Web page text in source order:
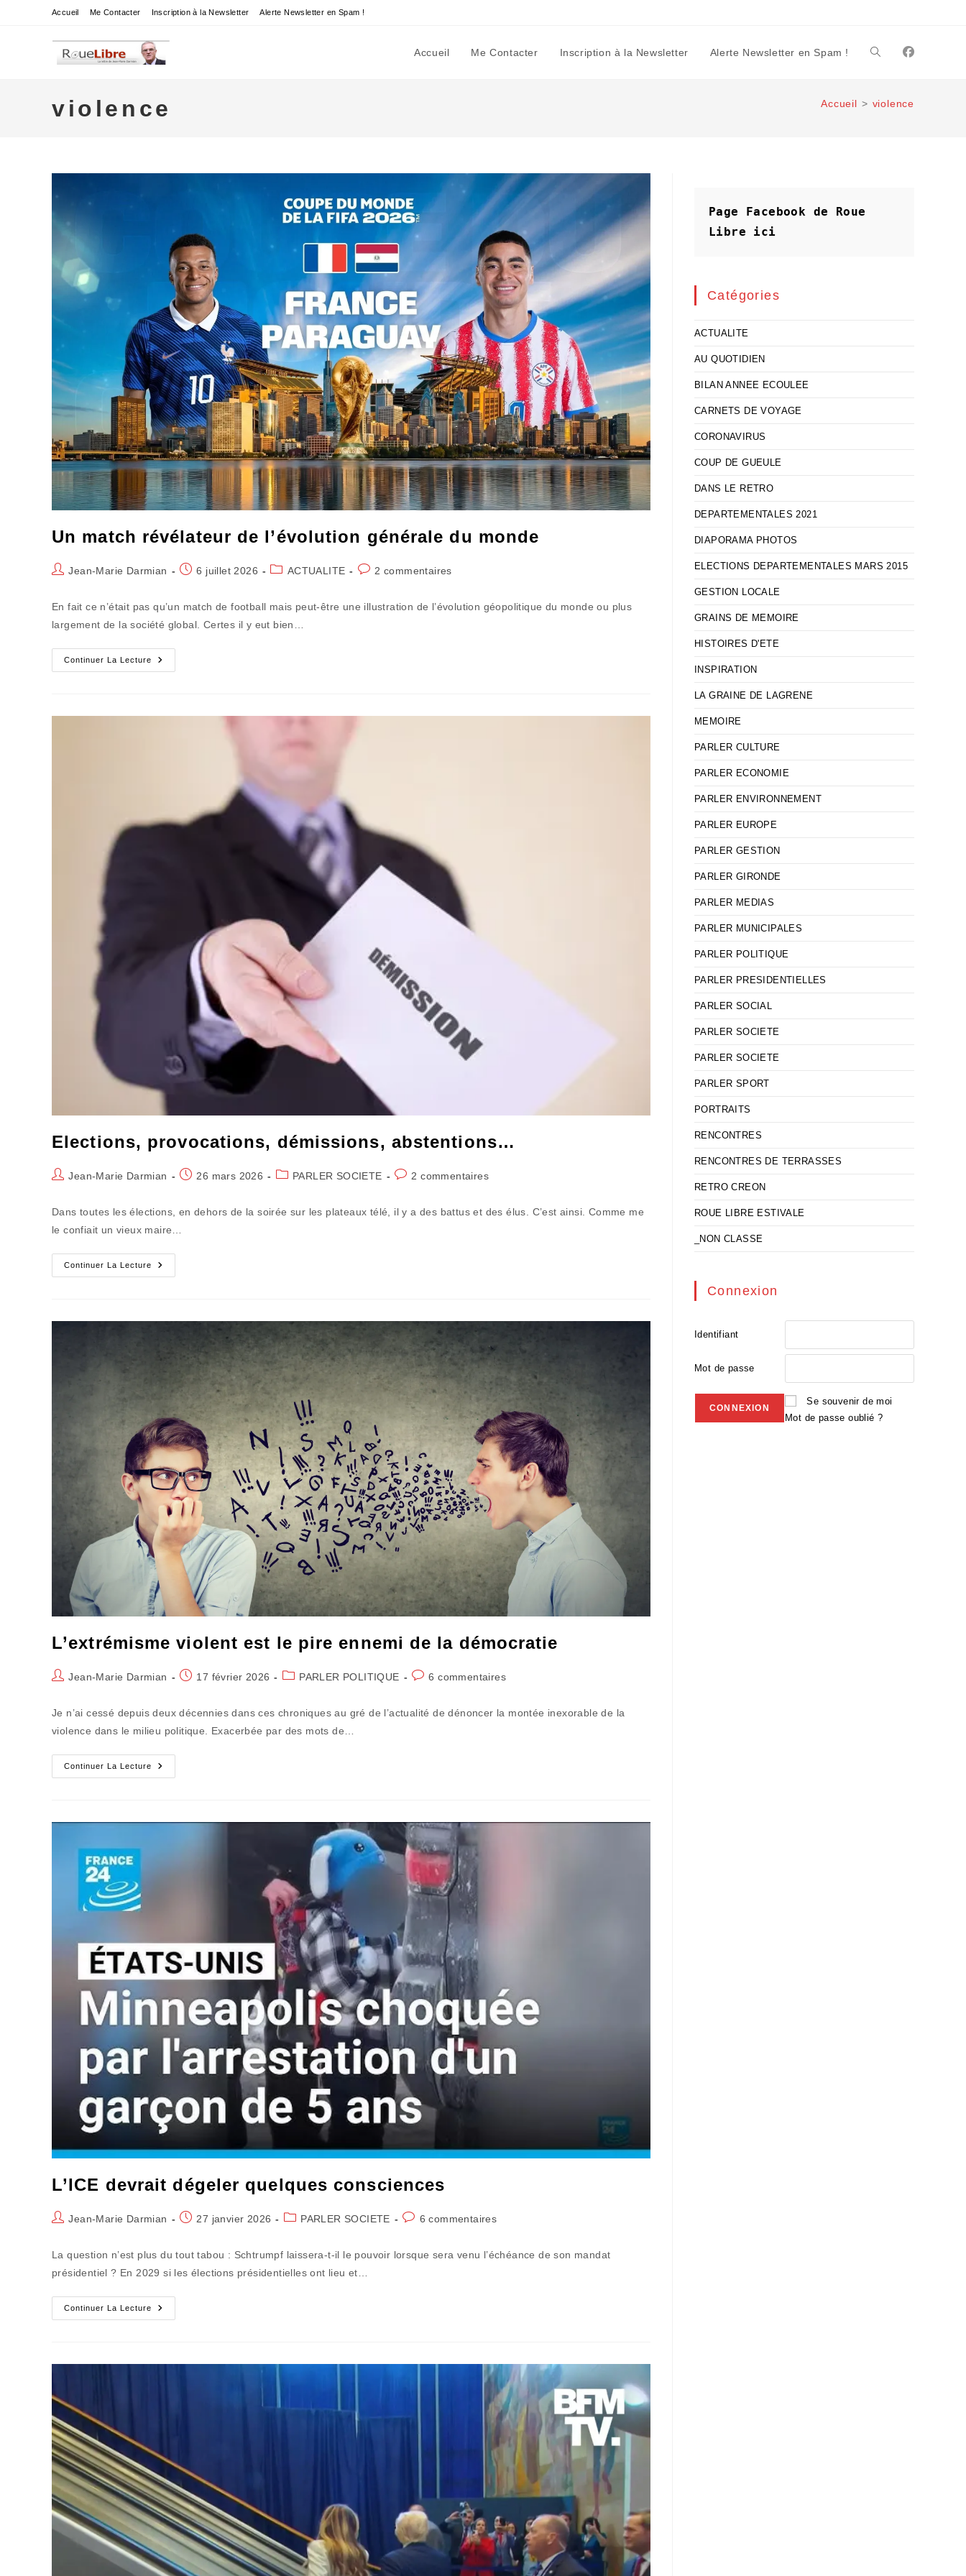
Accueil Me Contacter Inscription à la Newsletter Alerte Newsletter en Spam !
Accueil Me Contacter Inscription à la Newsletter Alerte Newsletter en Spam ! Toggle
website
violence Accueil > violence
Un match révélateur de l’évolution générale du monde
Auteur/autrice
publication :
Jean-Marie Darmian
Publication
6 juillet 2026
PostACTUALITE
Commentaires
publication :
2 commentaires
En fait ce n’était pas qu’un match de football mais peut-être une illustration de l’évolution géopolitique du monde ou plus
largement de la société global. Certes il y eut bien…
Continuer La Lecture
Un
Match
Elections, provocations, démissions, abstentions…
Auteur/autrice
publication :
Jean-Marie Darmian
Publication
26 mars 2026
PostPARLER SOCIETE
Commentaires
publication :
2 commentaires
Dans toutes les élections, en dehors de la soirée sur les plateaux télé, il y a des battus et des élus. C’est ainsi. Comme me
le confiait un vieux maire…
Continuer La Lecture
Elections,
Provocations,
L’extrémisme violent est le pire ennemi de la démocratie
Auteur/autrice
Jean-Marie Darmian
Publication
17 février 2026
PostPARLER POLITIQUE
Commentaires
6 commentaires
Je n’ai cessé depuis deux décennies dans ces chroniques au gré de l’actualité de dénoncer la montée inexorable de la
violence dans le milieu politique. Exacerbée par des mots de…
Continuer La Lecture
L’extrémisme
Violent
De
L’ICE devrait dégeler quelques consciences
Auteur/autrice
publication :
Jean-Marie Darmian
Publication
27 janvier 2026
PostPARLER SOCIETE
Commentaires
publication :
6 commentaires
La question n’est plus du tout tabou : Schtrumpf laissera-t-il le pouvoir lorsque sera venu l’échéance de son mandat
présidentiel ? En 2029 si les élections présidentielles ont lieu et…
Continuer La Lecture
L’ICE
Devrait
Page Facebook de Roue
Libre
ici
Catégories
ACTUALITE
AU QUOTIDIEN
BILAN ANNEE ECOULEE
CARNETS DE VOYAGE
CORONAVIRUS
COUP DE GUEULE
DANS LE RETRO
DEPARTEMENTALES 2021
DIAPORAMA PHOTOS
ELECTIONS DEPARTEMENTALES MARS 2015
GESTION LOCALE
GRAINS DE MEMOIRE
HISTOIRES D'ETE
INSPIRATION
LA GRAINE DE LAGRENE
MEMOIRE
PARLER CULTURE
PARLER ECONOMIE
PARLER ENVIRONNEMENT
PARLER EUROPE
PARLER GESTION
PARLER GIRONDE
PARLER MEDIAS
PARLER MUNICIPALES
PARLER POLITIQUE
PARLER PRESIDENTIELLES
PARLER SOCIAL
PARLER SOCIETE
PARLER SOCIETE
PARLER SPORT
PORTRAITS
RENCONTRES
RENCONTRES DE TERRASSES
RETRO CREON
ROUE LIBRE ESTIVALE
_NON CLASSE
Connexion
Identifiant
Mot de passe
Se souvenir de moi
Mot de passe oublié ?